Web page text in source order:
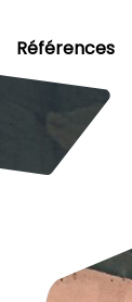
Références